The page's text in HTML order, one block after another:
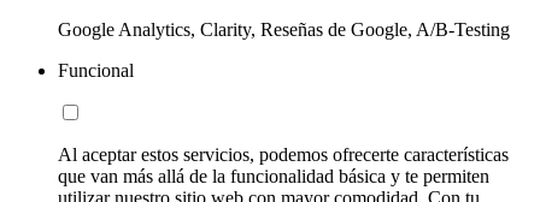
Google Analytics, Clarity, Reseñas de Google, A/B-Testing
Funcional
Al aceptar estos servicios, podemos ofrecerte características
que van más allá de la funcionalidad básica y te permiten
utilizar nuestro sitio web con mayor comodidad. Con tu